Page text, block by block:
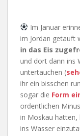
Im Januar
im Jordan getauft
in das Eis
und dort dann ins
untertauchen (
ihr ein bisschen
sogar die Form
ordentlichen
in Moskau hatten,
ins Wasser